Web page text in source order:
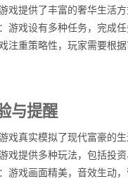
戏提供了丰富的奢华生活
游戏设有多种任务，完成
注重策略性，玩家需要根
与提醒
戏真实模拟了现代富豪的
戏提供多种玩法，包括投
游戏画面精美，音效生动